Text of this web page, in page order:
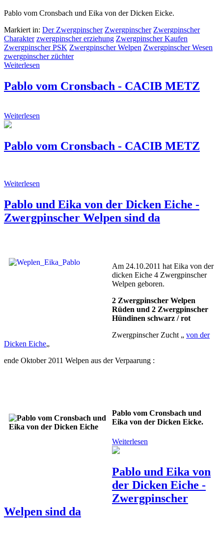
Pablo vom Cronsbach und Eika von der Dicken Eicke.
Markiert in: Der Zwergpinscher Zwergpinscher Zwergpinscher
Charakter zwergpinscher erziehung Zwergpinscher Kaufen
Zwergpinscher PSK Zwergpinscher Welpen Zwergpinscher Wesen
zwergpinscher züchter
Weiterlesen
Pablo vom Cronsbach - CACIB METZ
Weiterlesen
Pablo vom Cronsbach - CACIB METZ
Weiterlesen
Pablo und Eika von der Dicken Eiche -
Zwergpinscher Welpen sind da
Am 24.10.2011 hat Eika von der
dicken Eiche 4 Zwergpinscher
Welpen geboren.
2 Zwergpinscher Welpen
Rüden und 2 Zwergpinscher
Hündinen schwarz / rot
Zwergpinscher Zucht „ von der
Dicken Eiche„
ende Oktober 2011 Welpen aus der Verpaarung :
Pablo vom Cronsbach und
Eika von der Dicken Eicke.
Weiterlesen
Pablo und Eika von
der Dicken Eiche -
Zwergpinscher
Welpen sind da